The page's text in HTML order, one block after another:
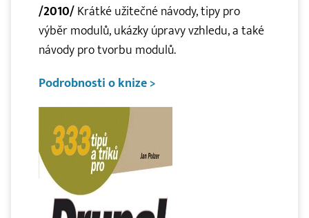
/2010/Krátké užitečné návody, tipy pro
výběr modulů, ukázky úpravy vzhledu, a také
návody pro tvorbu modulů.
Podrobnosti o knize >